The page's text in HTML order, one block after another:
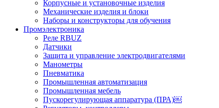
Корпусные и установочные изделия
Механические изделия и блоки
Наборы и конструкторы для обучения
Промэлектроника
Реле RBUZ
Датчики
Защита и управление электродвигателями
Манометры
Пневматика
Промышленная автоматизация
Промышленная мебель
Пускорегулирующая аппаратура (ПРА)￼